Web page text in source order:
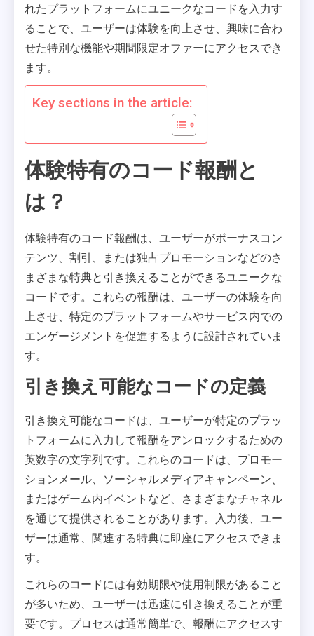
れたプラットフォームにユニークなコードを入力す
ることで、ユーザーは体験を向上させ、興味に合わ
せた特別な機能や期間限定オファーにアクセスでき
ます。
Key sections in the article:
体験特有のコード報酬と
は？
体験特有のコード報酬は、ユーザーがボーナスコン
テンツ、割引、または独占プロモーションなどのさ
まざまな特典と引き換えることができるユニークな
コードです。これらの報酬は、ユーザーの体験を向
上させ、特定のプラットフォームやサービス内での
エンゲージメントを促進するように設計されていま
す。
引き換え可能なコードの定義
引き換え可能なコードは、ユーザーが特定のプラッ
トフォームに入力して報酬をアンロックするための
英数字の文字列です。これらのコードは、プロモー
ションメール、ソーシャルメディアキャンペーン、
またはゲーム内イベントなど、さまざまなチャネル
を通じて提供されることがあります。入力後、ユー
ザーは通常、関連する特典に即座にアクセスできま
す。
これらのコードには有効期限や使用制限があること
が多いため、ユーザーは迅速に引き換えることが重
要です。プロセスは通常簡単で、報酬にアクセスす